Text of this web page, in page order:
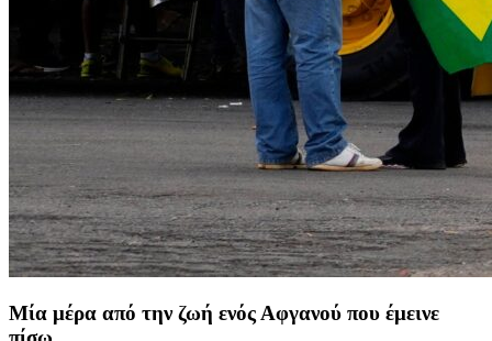
Μία μέρα από την ζωή ενός Αφγανού που έμεινε